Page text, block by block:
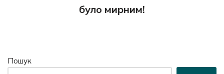
було мирним!
Пошук